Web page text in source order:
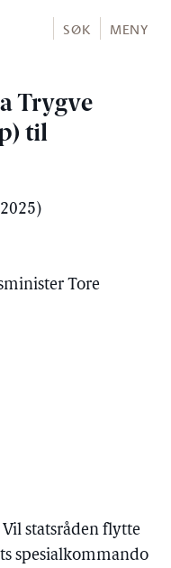
SØK MENY
Trygve
til
Tore
statsråden flytte
spesialkommando